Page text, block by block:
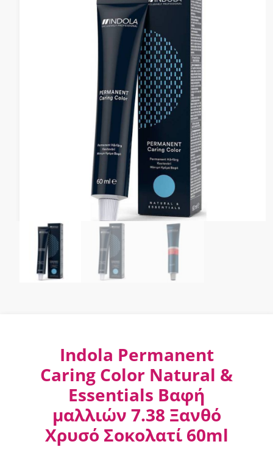
Indola Permanent
Caring Color Natural &
Essentials Βαφή
μαλλιών 7.38 Ξανθό
Χρυσό Σοκολατί 60ml